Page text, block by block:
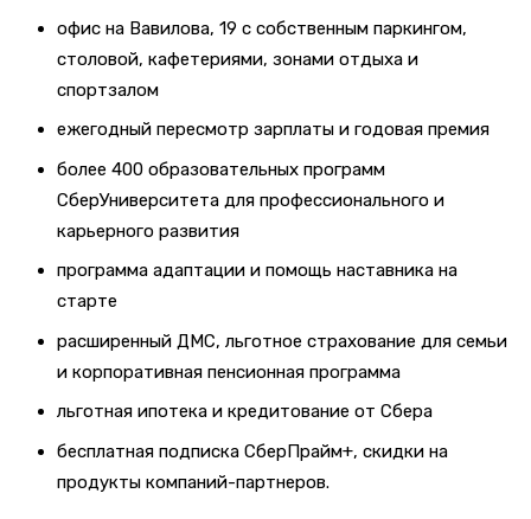
офис на Вавилова, 19 с собственным паркингом,
столовой, кафетериями, зонами отдыха и
спортзалом
ежегодный пересмотр зарплаты и годовая премия
более 400 образовательных программ
СберУниверситета для профессионального и
карьерного развития
программа адаптации и помощь наставника на
старте
расширенный ДМС, льготное страхование для семьи
и корпоративная пенсионная программа
льготная ипотека и кредитование от Сбера
бесплатная подписка СберПрайм+, скидки на
продукты компаний-партнеров.